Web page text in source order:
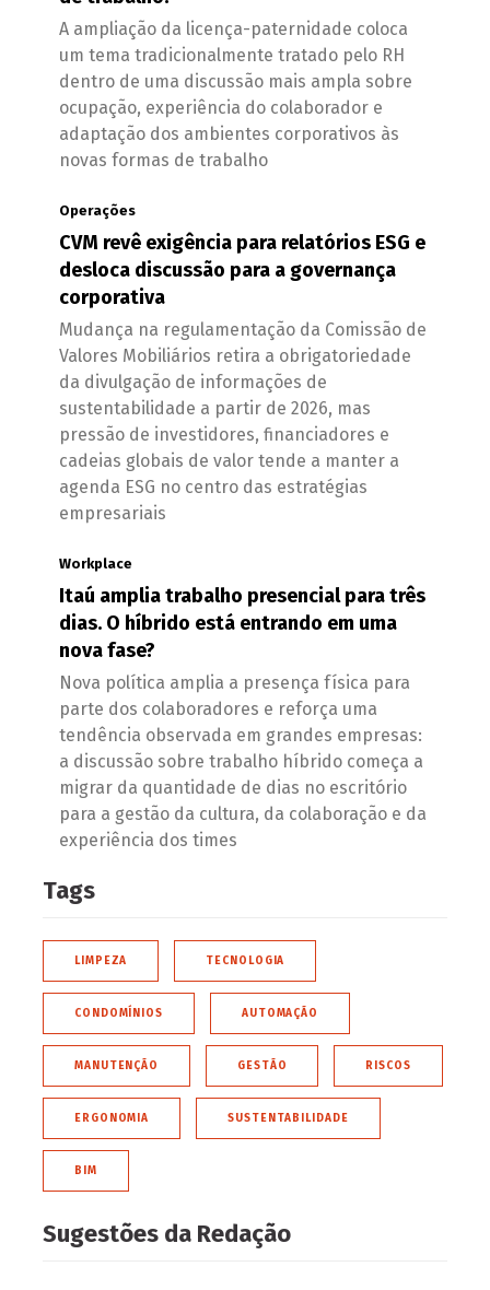
A ampliação da licença-paternidade coloca
um tema tradicionalmente tratado pelo RH
dentro de uma discussão mais ampla sobre
ocupação, experiência do colaborador e
adaptação dos ambientes corporativos às
novas formas de trabalho
Operações
CVM revê exigência para relatórios ESG e
desloca discussão para a governança
corporativa
Mudança na regulamentação da Comissão de
Valores Mobiliários retira a obrigatoriedade
da divulgação de informações de
sustentabilidade a partir de 2026, mas
pressão de investidores, financiadores e
cadeias globais de valor tende a manter a
agenda ESG no centro das estratégias
empresariais
Workplace
Itaú amplia trabalho presencial para três
dias. O híbrido está entrando em uma
nova fase?
Nova política amplia a presença física para
parte dos colaboradores e reforça uma
tendência observada em grandes empresas:
a discussão sobre trabalho híbrido começa a
migrar da quantidade de dias no escritório
para a gestão da cultura, da colaboração e da
experiência dos times
Tags
LIMPEZA TECNOLOGIA
CONDOMÍNIOS AUTOMAÇÃO
MANUTENÇÃO GESTÃO RISCOS
ERGONOMIA SUSTENTABILIDADE
BIM
Sugestões da Redação